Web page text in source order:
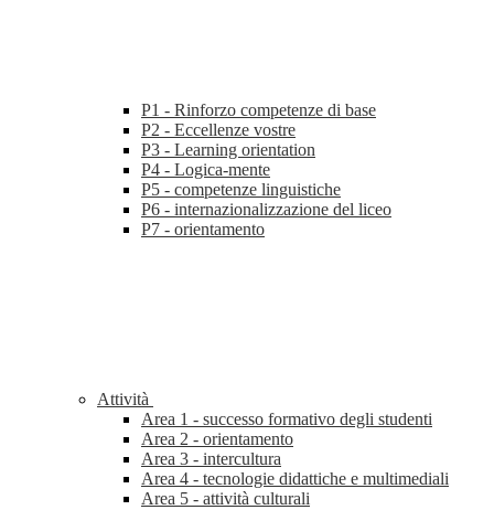
P1 - Rinforzo competenze di base
P2 - Eccellenze vostre
P3 - Learning orientation
P4 - Logica-mente
P5 - competenze linguistiche
P6 - internazionalizzazione del liceo
P7 - orientamento
Attività
Area 1 - successo formativo degli studenti
Area 2 - orientamento
Area 3 - intercultura
Area 4 - tecnologie didattiche e multimediali
Area 5 - attività culturali